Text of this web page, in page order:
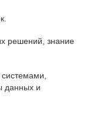
решений, знание
данных и